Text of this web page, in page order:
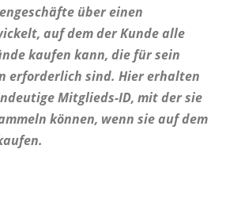
über einen
auf dem der Kunde alle
kaufen kann, die für sein
erforderlich sind. Hier erhalten
Mitglieds-ID, mit der sie
können, wenn sie auf dem